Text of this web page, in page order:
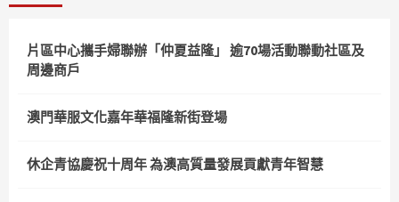
片區中心攜手婦聯辦「仲夏益隆」 逾70場活動聯動社區及
周邊商戶
澳門華服文化嘉年華福隆新街登場
休企青協慶祝十周年 為澳高質量發展貢獻青年智慧